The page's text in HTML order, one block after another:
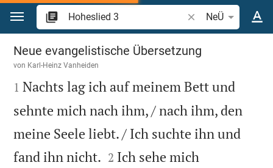
Zum Inhalt springen
Bibelstelle oder
NeÜ
Hoheslied 3
Neue evangelistische Übersetzung
von Karl-Heinz Vanheiden

1 Nachts lag ich auf meinem Bett und
sehnte mich nach ihm, / nach ihm, den
meine Seele liebt. / Ich suchte ihn und
fand ihn nicht. 

2 Ich sehe mich